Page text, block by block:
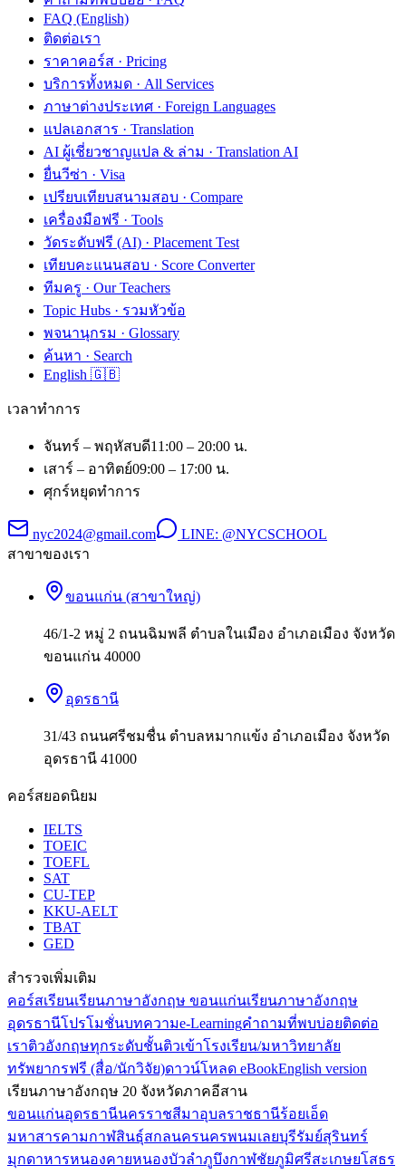
FAQ (English)
ติดต่อเรา
ราคาคอร์ส · Pricing
บริการทั้งหมด · All Services
ภาษาต่างประเทศ · Foreign Languages
แปลเอกสาร · Translation
AI ผู้เชี่ยวชาญแปล & ล่าม · Translation AI
ยื่นวีซ่า · Visa
เปรียบเทียบสนามสอบ · Compare
เครื่องมือฟรี · Tools
วัดระดับฟรี (AI) · Placement Test
เทียบคะแนนสอบ · Score Converter
ทีมครู · Our Teachers
Topic Hubs · รวมหัวข้อ
พจนานุกรม · Glossary
ค้นหา · Search
English 🇬🇧
เวลาทำการ
จันทร์ – พฤหัสบดี11:00 – 20:00 น.
เสาร์ – อาทิตย์09:00 – 17:00 น.
ศุกร์หยุดทำการ
nyc2024@gmail.com LINE: @NYCSCHOOL
สาขาของเรา
ขอนแก่น (สาขาใหญ่)
46/1-2 หมู่ 2 ถนนฉิมพลี ตำบลในเมือง อำเภอเมือง จังหวัด
ขอนแก่น 40000
อุดรธานี
31/43 ถนนศรีชมชื่น ตำบลหมากแข้ง อำเภอเมือง จังหวัด
อุดรธานี 41000
คอร์สยอดนิยม
IELTS
TOEIC
TOEFL
SAT
CU-TEP
KKU-AELT
TBAT
GED
สำรวจเพิ่มเติม
คอร์สเรียนเรียนภาษาอังกฤษ ขอนแก่นเรียนภาษาอังกฤษ
อุดรธานีโปรโมชั่นบทความe-Learningคำถามที่พบบ่อยติดต่อ
เราติวอังกฤษทุกระดับชั้นติวเข้าโรงเรียน/มหาวิทยาลัย
ทรัพยากรฟรี (สื่อ/นักวิจัย)ดาวน์โหลด eBookEnglish version
เรียนภาษาอังกฤษ 20 จังหวัดภาคอีสาน
ขอนแก่นอุดรธานีนครราชสีมาอุบลราชธานีร้อยเอ็ด
มหาสารคามกาฬสินธุ์สกลนครนครพนมเลยบุรีรัมย์สุรินทร์
มุกดาหารหนองคายหนองบัวลำภูบึงกาฬชัยภูมิศรีสะเกษยโสธร